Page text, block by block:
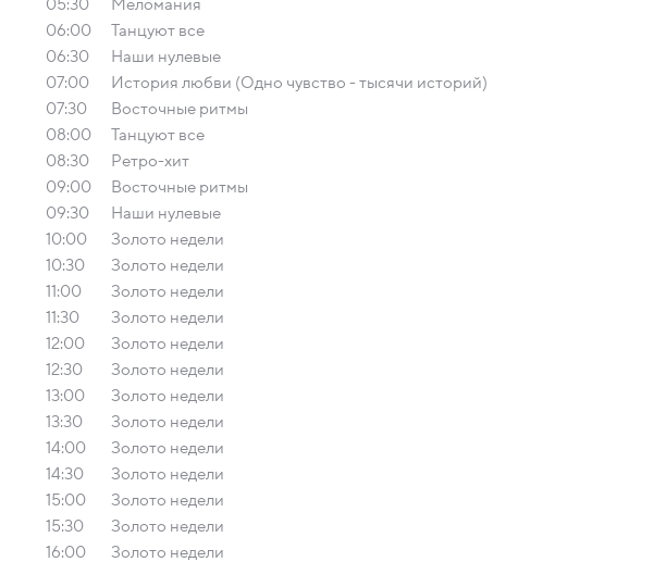
05:30
Меломания
06:00
Танцуют все
06:30
Наши нулевые
07:00
История любви (Одно чувство - тысячи историй)
07:30
Восточные ритмы
08:00
Танцуют все
08:30
Ретро-хит
09:00
Восточные ритмы
09:30
Наши нулевые
10:00
Золото недели
10:30
Золото недели
11:00
Золото недели
11:30
Золото недели
12:00
Золото недели
12:30
Золото недели
13:00
Золото недели
13:30
Золото недели
14:00
Золото недели
14:30
Золото недели
15:00
Золото недели
15:30
Золото недели
16:00
Золото недели